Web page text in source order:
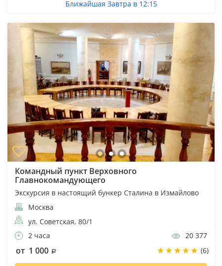
Ближайшая Завтра в 12:15
Командный пункт Верховного
Главнокомандующего
Экскурсия в настоящий бункер Сталина в Измайлово
Москва
ул. Советская, 80/1
2 часа
20 377
от 1 000 (6)